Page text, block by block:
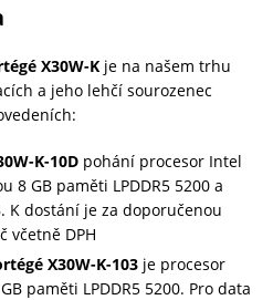
X30W-K je na našem trhu
a jeho lehčí sourozenec
K-10D pohání procesor Intel
8 GB paměti LPDDR5 5200 a
K dostání je za doporučenou
včetně DPH
X30W-K-103 je procesor
paměti LPDDR5 5200. Pro data